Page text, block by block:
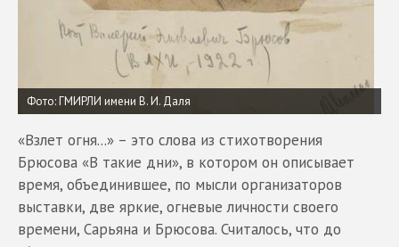
Фото: ГМИРЛИ имени В. И. Даля
«Взлет огня...» – это слова из стихотворения
Брюсова «В такие дни», в котором он описывает
время, объединившее, по мысли организаторов
выставки, две яркие, огневые личности своего
времени, Сарьяна и Брюсова. Считалось, что до